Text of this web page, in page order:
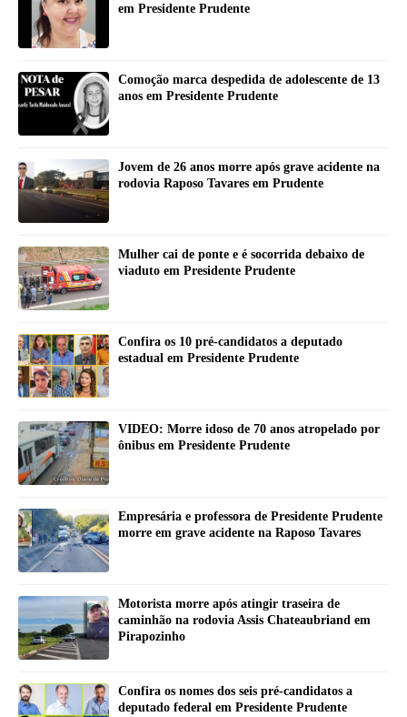
em Presidente Prudente
Comoção marca despedida de adolescente de 13
anos em Presidente Prudente
Jovem de 26 anos morre após grave acidente na
rodovia Raposo Tavares em Prudente
Mulher cai de ponte e é socorrida debaixo de
viaduto em Presidente Prudente
Confira os 10 pré-candidatos a deputado
estadual em Presidente Prudente
VIDEO: Morre idoso de 70 anos atropelado por
ônibus em Presidente Prudente
Empresária e professora de Presidente Prudente
morre em grave acidente na Raposo Tavares
Motorista morre após atingir traseira de
caminhão na rodovia Assis Chateaubriand em
Pirapozinho
Confira os nomes dos seis pré-candidatos a
deputado federal em Presidente Prudente